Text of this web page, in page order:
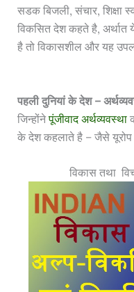
सडक बिजली, संचार, शिक्षा
विकसित देश कहते है, अर्थात
है तो विकासशील और यह
पहली दुनियां के देश –
जिन्होंनेपूंजीवाद अर्थव्यवस्था
के देश कहलाते है – जैसे यूरोप
विकास तथा